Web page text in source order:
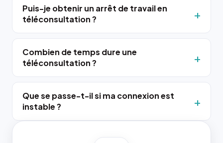
Puis-je obtenir un arrêt de travail en
téléconsultation ?
Combien de temps dure une
téléconsultation ?
Que se passe-t-il si ma connexion est
instable ?